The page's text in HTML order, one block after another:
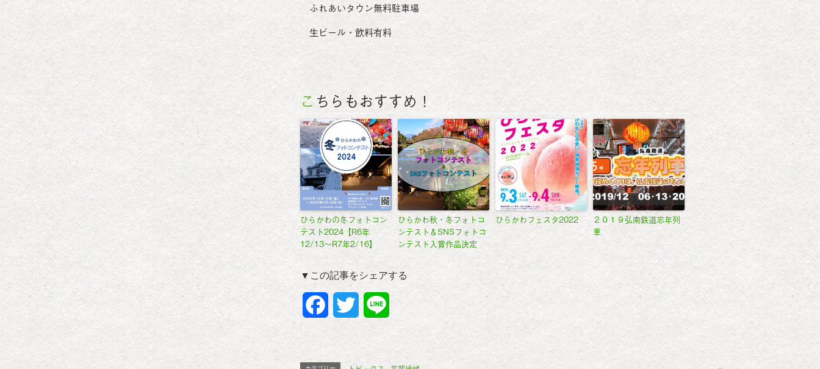
ふれあいタウン無料駐車場
生ビール・飲料有料
こちらもおすすめ！
ひらかわの冬フォトコン
テスト2024【R6年
12/13～R7年2/16】
ひらかわ秋・冬フォトコ
ンテスト＆SNSフォトコ
ンテスト入賞作品決定
ひらかわフェスタ2022
２０１９弘南鉄道忘年列
車
▼この記事をシェアする
L